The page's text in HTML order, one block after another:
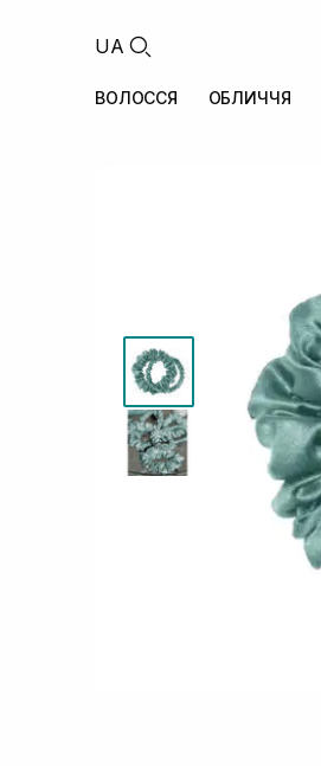
UA
ВОЛОССЯ ОБЛИЧЧЯ